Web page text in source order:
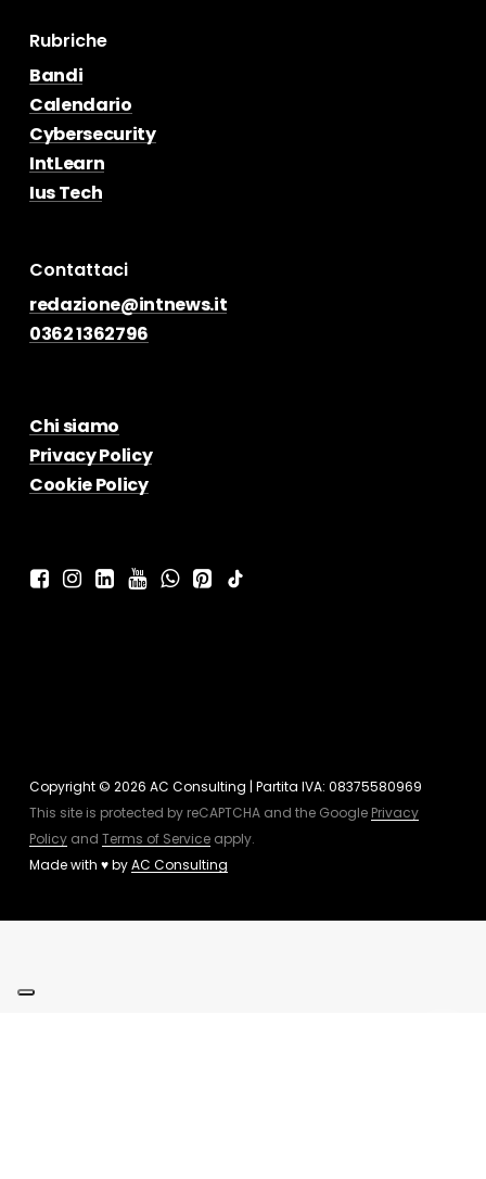
Rubriche
Bandi
Calendario
Cybersecurity
IntLearn
Ius Tech
Contattaci
redazione@intnews.it
0362 1362796
Chi siamo
Privacy Policy
Cookie Policy
Copyright © 2026 AC Consulting | Partita IVA: 08375580969
This site is protected by reCAPTCHA and the Google Privacy
Policyand Terms of Serviceapply.
Made with ♥ byAC Consulting